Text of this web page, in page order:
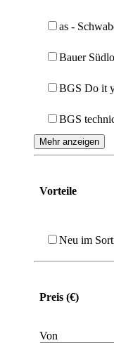
as -
Bauer
BGS Do it
BGS
Mehr anzeigen
Vorteile
Neu im
Preis (€)
Von